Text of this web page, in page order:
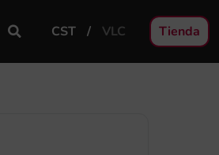
CST VLC Tienda